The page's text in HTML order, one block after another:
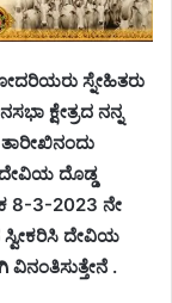
ಸ್ನೇಹಿತರು
ಕ್ಷೇತ್ರದ ನನ್ನ
ದೊಡ್ಡ
8-3-2023 ನೇ
ದೇವಿಯ
ವಿನಂತಿಸುತ್ತೇನೆ .